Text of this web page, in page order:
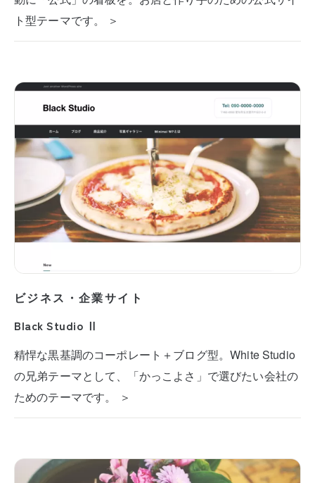
ト型テーマです。 ＞
ビジネス・企業サイト
Black Studio Ⅱ
精悍な黒基調のコーポレート＋ブログ型。White Studio
の兄弟テーマとして、「かっこよさ」で選びたい会社の
ためのテーマです。 ＞